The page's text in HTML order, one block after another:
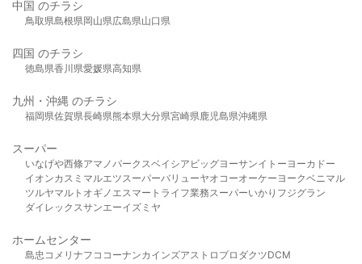
中国 のチラシ
鳥取県島根県岡山県広島県山口県
四国 のチラシ
徳島県香川県愛媛県高知県
九州・沖縄 のチラシ
福岡県佐賀県長崎県熊本県大分県宮崎県鹿児島県沖縄県
スーパー
いなげや西條アマノパークスベイシア ビッグヨーサンイトーヨーカドー
イオンカスミ マルエツスーパーバリューヤオコーオーケー ヨークベニマル
ツルヤマルト オギノ エスマート ライフ業務スーパーいかり フジグラン
ダイレックスサンエーイズミヤ
ホームセンター
島忠 コメリ ナフコ コーナンカインズアストロプロダクツDCM